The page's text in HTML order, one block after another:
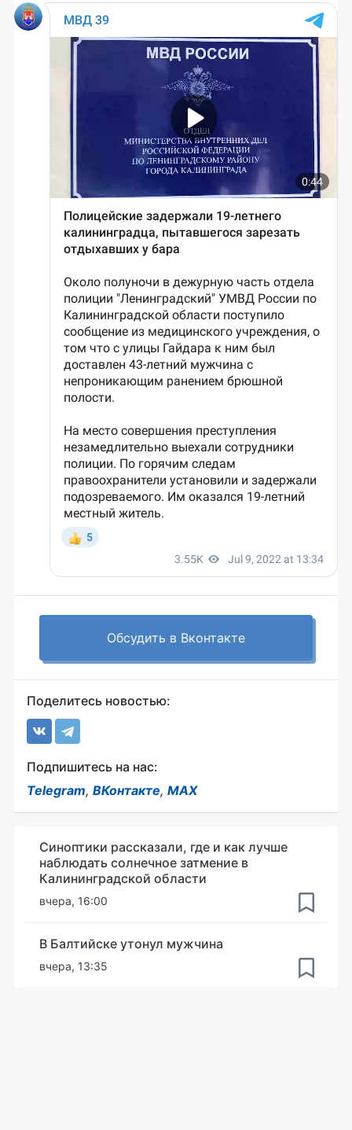
Обсудить в Вконтакте
Поделитесь новостью:
Подпишитесь на нас:
Telegram, ВКонтакте, MAX
Синоптики рассказали, где и как лучше
наблюдать солнечное затмение в
Калининградской области
вчера, 16:00
В Балтийске утонул мужчина
вчера, 13:35